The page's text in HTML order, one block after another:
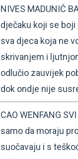
NIVES MADUNIĆ
dječaku koji se boji
sva djeca koja ne
skrivanjem i
odlučio zauvijek
dok ondje nije
CAO WENFANG
samo da moraju
suočavaju i s